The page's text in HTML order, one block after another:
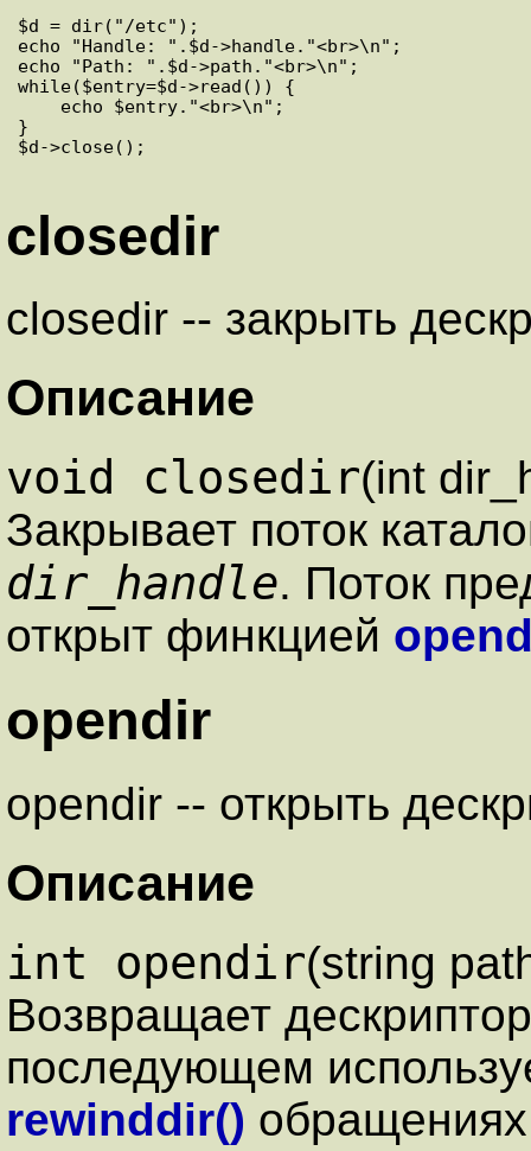
$d = dir("/etc");
echo "Handle: ".$d->handle."<br>\n";
echo "Path: ".$d->path."<br>\n";
while($entry=$d->read()) {
echo $entry."<br>\n";
}
$d->close();
closedir
closedir -- закрыть
Описание
void closedir(int
Закрывает поток
dir_handle. Поток
открыт финкцией
opendir
opendir -- открыть
Описание
int opendir(string
Возвращает
последующем
rewinddir()